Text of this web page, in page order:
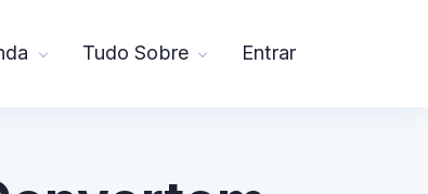
Tudo Sobre Entrar